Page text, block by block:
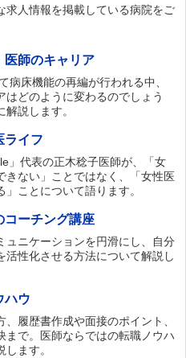
求人情報を掲載している病院をご
医師のキャリア
病床機能の再編が行われる中、
はどのように変わるのでしょう
説します。
ライフ
」代表の正木稔子医師が、「女
きない」ことではなく、「女性医
」ことについて語ります。
コーチング講座
ュニケーションを円滑にし、自分
活性化させる方法について解説し
ハウ
、履歴書作成や面接のポイント、
まで。医師ならではの転職ノウハ
ます。